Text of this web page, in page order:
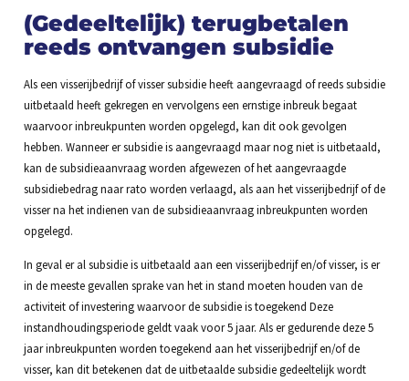
(Gedeeltelijk) terugbetalen
reeds ontvangen subsidie
Als een visserijbedrijf of visser subsidie heeft aangevraagd of reeds subsidie
uitbetaald heeft gekregen en vervolgens een ernstige inbreuk begaat
waarvoor inbreukpunten worden opgelegd, kan dit ook gevolgen
hebben. Wanneer er subsidie is aangevraagd maar nog niet is uitbetaald,
kan de subsidieaanvraag worden afgewezen of het aangevraagde
subsidiebedrag naar rato worden verlaagd, als aan het visserijbedrijf of de
visser na het indienen van de subsidieaanvraag inbreukpunten worden
opgelegd.
In geval er al subsidie is uitbetaald aan een visserijbedrijf en/of visser, is er
in de meeste gevallen sprake van het in stand moeten houden van de
activiteit of investering waarvoor de subsidie is toegekend Deze
instandhoudingsperiode geldt vaak voor 5 jaar. Als er gedurende deze 5
jaar inbreukpunten worden toegekend aan het visserijbedrijf en/of de
visser, kan dit betekenen dat de uitbetaalde subsidie gedeeltelijk wordt